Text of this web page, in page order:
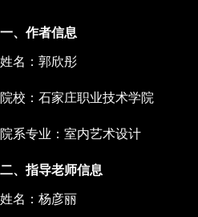
一、作者信息
姓名：郭欣彤
院校：石家庄职业技术学院
院系专业：室内艺术设计
二、指导老师信息
姓名：杨彦丽